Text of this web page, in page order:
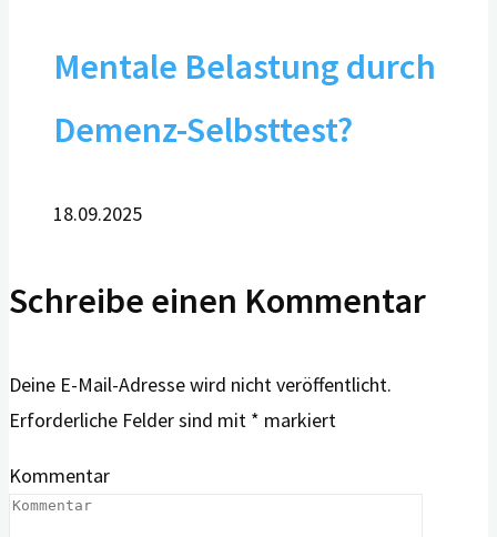
Mentale Belastung durch
Demenz-Selbsttest?
18.09.2025
Schreibe einen Kommentar
Deine E-Mail-Adresse wird nicht veröffentlicht.
Erforderliche Felder sind mit * markiert
Kommentar